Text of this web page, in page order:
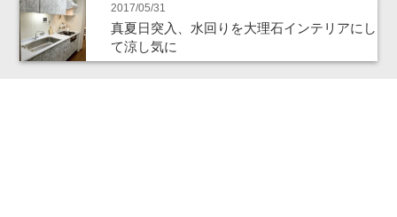
2017/05/31
真夏日突入、水回りを大理石インテリアにし
て涼し気に